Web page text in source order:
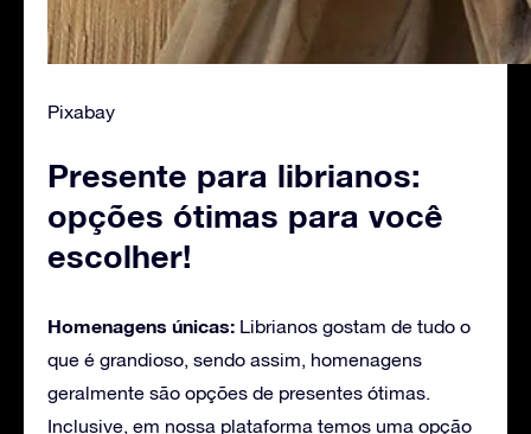
Pixabay
Presente para librianos:
opções ótimas para você
escolher!
Homenagens únicas: Librianos gostam de tudo o
que é grandioso, sendo assim, homenagens
geralmente são opções de presentes ótimas.
Inclusive, em nossa plataforma temos uma opção